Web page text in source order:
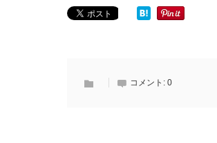
コメント: 0